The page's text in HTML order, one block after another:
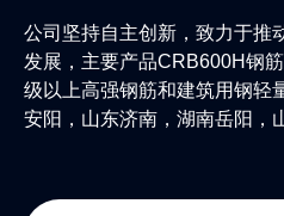
公司坚持自主创新，致力于推
发展，主要产品CRB600H钢
级以上高强钢筋和建筑用钢轻
安阳，山东济南，湖南岳阳，